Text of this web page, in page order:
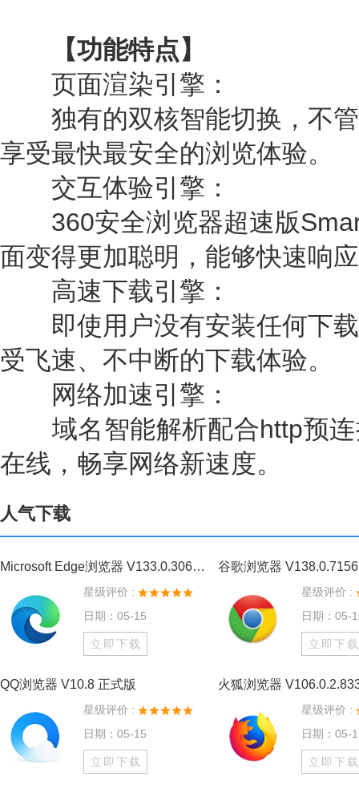
【功能特点】
页面渲染引擎：
独有的双核智能切换，不管
享受最快最安全的浏览体验。
交互体验引擎：
360安全浏览器超速版
面变得更加聪明，能够快速响
高速下载引擎：
即使用户没有安装任何下载
受飞速、不中断的下载体验。
网络加速引擎：
域名智能解析配合http预连
在线，畅享网络新速度。
人气下载
Microsoft Edge浏览器 V133.0.3065.82 官方版
星级评价 :
日期：05-15
立即下载
星级评价 :
日期：05-
立即下载
QQ浏览器 V10.8 正式版
星级评价 :
日期：05-15
立即下载
火狐浏览器
星级评价 :
日期：05-
立即下载